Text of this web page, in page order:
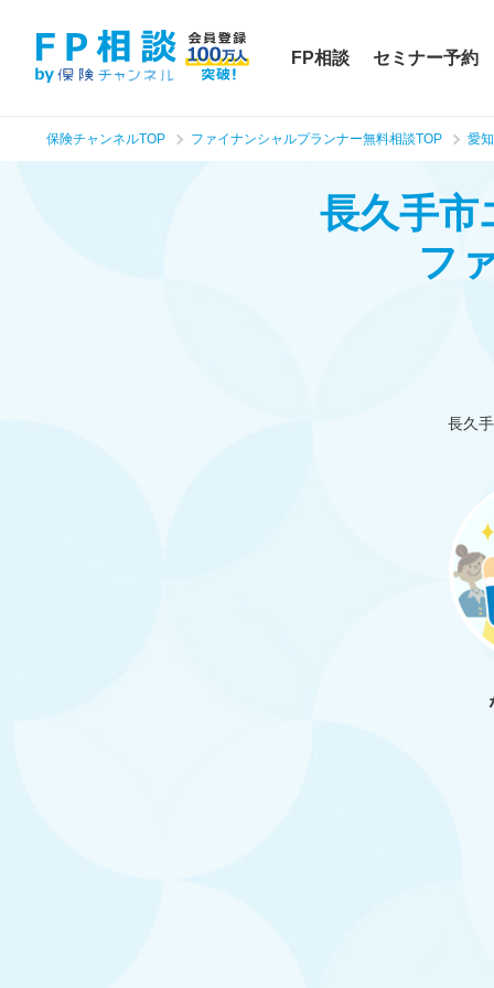
FP相談 セミナー予約
保険チャンネルTOP ファイナンシャルプランナー無料相談TOP 愛
長久手市
フ
長久